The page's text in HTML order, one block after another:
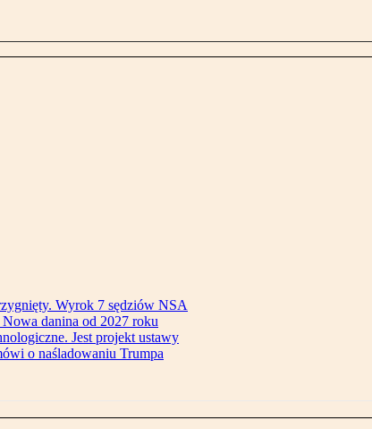
Wyrok 7 sędziów NSA
danina od 2027 roku
Jest projekt ustawy
o naśladowaniu Trumpa